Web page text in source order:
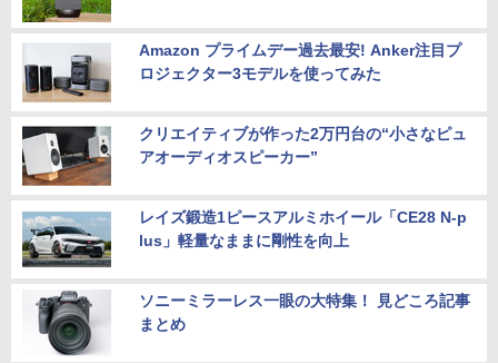
Amazon プライムデー過去最安! Anker注目プ
ロジェクター3モデルを使ってみた
クリエイティブが作った2万円台の“小さなピュ
アオーディオスピーカー”
レイズ鍛造1ピースアルミホイール「CE28 N-p
lus」軽量なままに剛性を向上
ソニーミラーレス一眼の大特集！ 見どころ記事
まとめ